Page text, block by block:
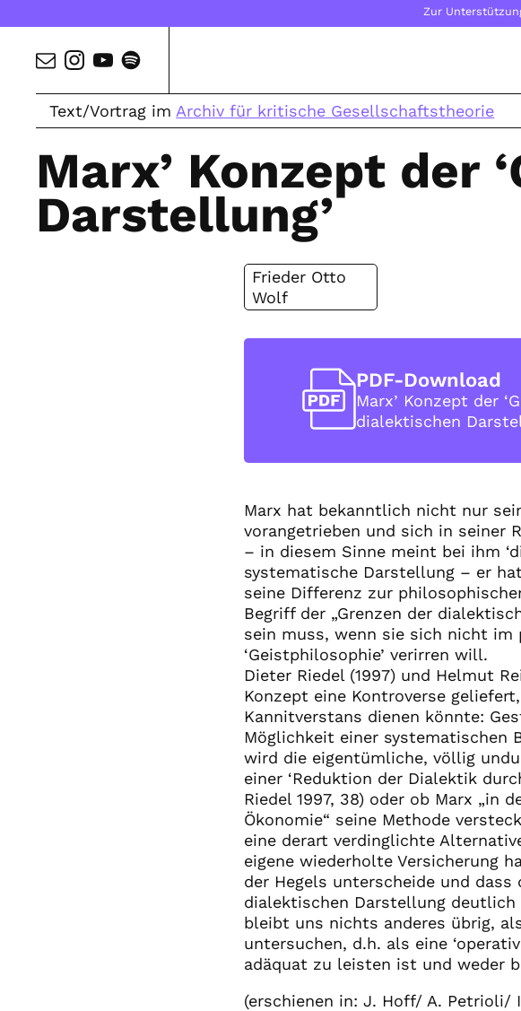
Zur
Text/Vortrag im Archiv für kritische Gesellschaftstheorie
Marx’ Konzept der
Darstellung’
Frieder Otto
Wolf
PDF-Download
Marx’ Konzept der
dialektischen
Marx hat bekanntlich nicht nur
vorangetrieben und sich in seiner
– in diesem Sinne meint bei ihm
systematische Darstellung – er
seine Differenz zur
Begriff der „Grenzen der
sein muss, wenn sie sich nicht im
‘Geistphilosophie’ verirren will.
Dieter Riedel (1997) und Helmut
Konzept eine Kontroverse
Kannitverstans dienen könnte:
Möglichkeit einer systematischen
wird die eigentümliche, völlig
einer ‘Reduktion der Dialektik
Riedel 1997, 38) oder ob Marx
Ökonomie“ seine Methode
eine derart verdinglichte
eigene wiederholte Versicherung
der Hegels unterscheide und
dialektischen Darstellung
bleibt uns nichts anderes übrig,
untersuchen, d.h. als eine
adäquat zu leisten ist und weder
(erschienen in: J. Hoff/ A. Petrioli/